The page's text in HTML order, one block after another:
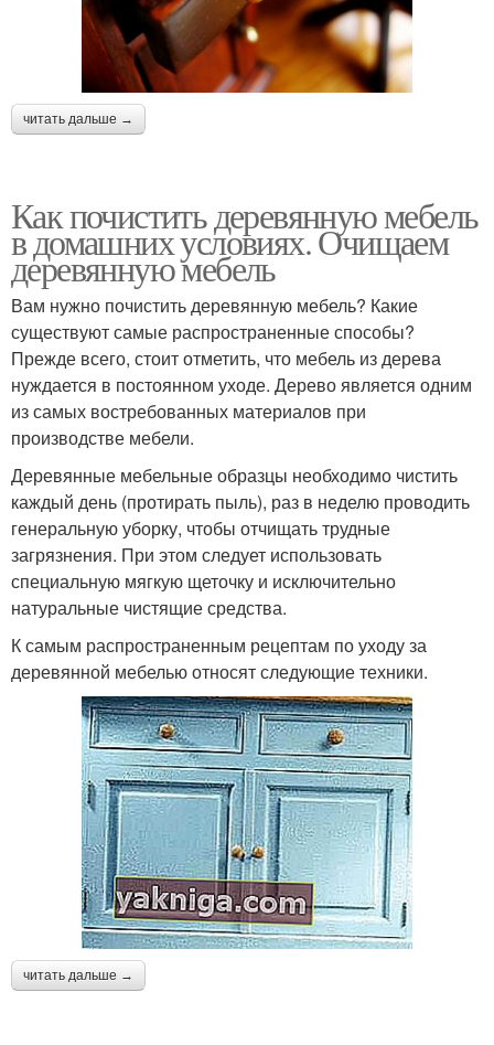
читать дальше →
Как почистить деревянную мебель
в домашних условиях. Очищаем
деревянную мебель
Вам нужно почистить деревянную мебель? Какие
существуют самые распространенные способы?
Прежде всего, стоит отметить, что мебель из дерева
нуждается в постоянном уходе. Дерево является одним
из самых востребованных материалов при
производстве мебели.
Деревянные мебельные образцы необходимо чистить
каждый день (протирать пыль), раз в неделю проводить
генеральную уборку, чтобы отчищать трудные
загрязнения. При этом следует использовать
специальную мягкую щеточку и исключительно
натуральные чистящие средства.
К самым распространенным рецептам по уходу за
деревянной мебелью относят следующие техники.
читать дальше →